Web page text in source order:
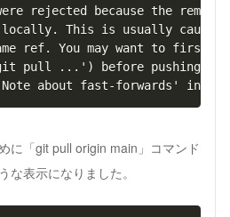
about fast-forwards' in
に「git pull origin main」コマンド
な表示になりました。